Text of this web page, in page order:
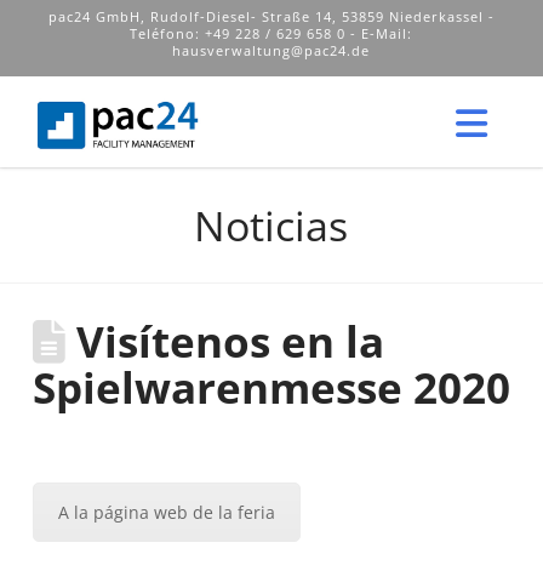
pac24 GmbH, Rudolf-Diesel- Straße 14, 53859 Niederkassel -
Teléfono: +49 228 / 629 658 0 - E-Mail:
hausverwaltung@pac24.de
Noticias
Visítenos en la
Spielwarenmesse 2020
A la página web de la feria